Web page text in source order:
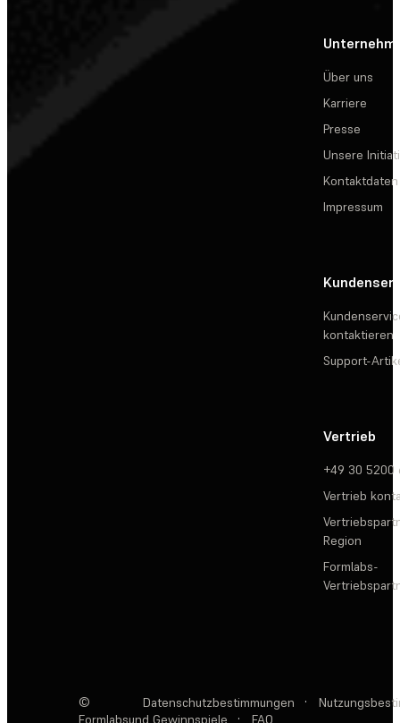
Über uns
Karriere
Presse
Unsere
Kontaktdaten
Impressum
kontaktieren
Support-
Vertrieb
+49 30 5200
Vertrieb
Region
Formlabs-
©
Formlabs
Datenschutzbestimmungen ·
und Gewinnspiele
· FAQ